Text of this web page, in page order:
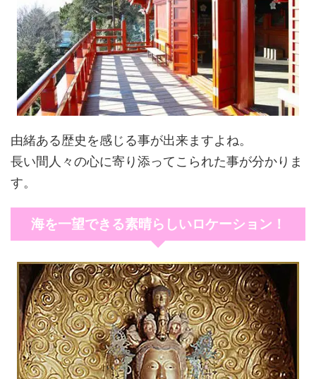
由緒ある歴史を感じる事が出来ますよね。
長い間人々の心に寄り添ってこられた事が分かりま
す。
海を一望できる素晴らしいロケーション！